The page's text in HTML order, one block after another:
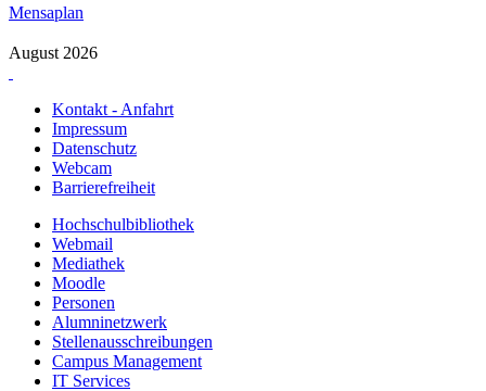
Mensaplan
August 2026
Kontakt - Anfahrt
Impressum
Datenschutz
Webcam
Barrierefreiheit
Hochschulbibliothek
Webmail
Mediathek
Moodle
Personen
Alumninetzwerk
Stellenausschreibungen
Campus Management
IT Services